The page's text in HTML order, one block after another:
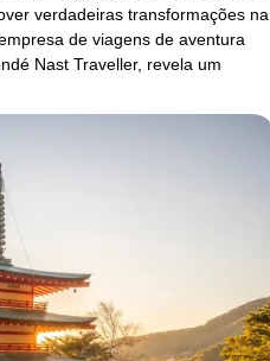
verdadeiras transformações na
de viagens de aventura
Nast Traveller, revela um